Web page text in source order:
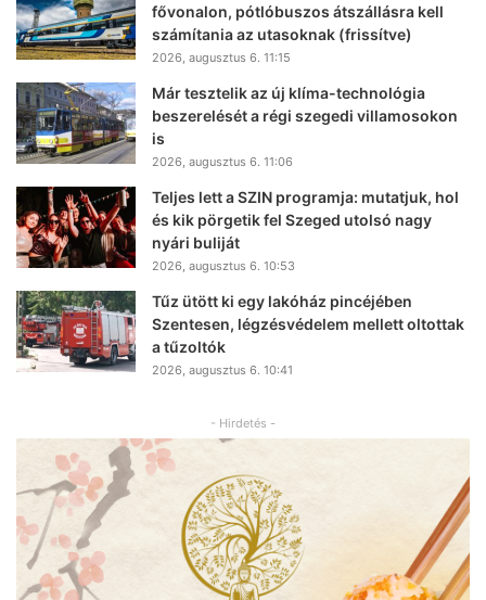
fővonalon, pótlóbuszos átszállásra kell
számítania az utasoknak (frissítve)
2026, augusztus 6. 11:15
Már tesztelik az új klíma-technológia
beszerelését a régi szegedi villamosokon
is
2026, augusztus 6. 11:06
Teljes lett a SZIN programja: mutatjuk, hol
és kik pörgetik fel Szeged utolsó nagy
nyári buliját
2026, augusztus 6. 10:53
Tűz ütött ki egy lakóház pincéjében
Szentesen, légzésvédelem mellett oltottak
a tűzoltók
2026, augusztus 6. 10:41
- Hirdetés -